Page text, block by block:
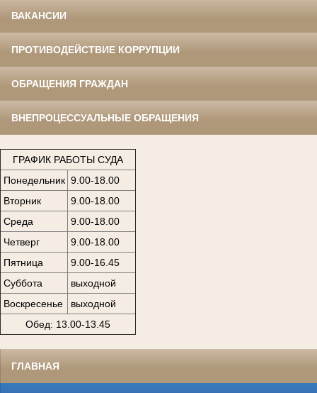
ВАКАНСИИ
ПРОТИВОДЕЙСТВИЕ КОРРУПЦИИ
ОБРАЩЕНИЯ ГРАЖДАН
ВНЕПРОЦЕССУАЛЬНЫЕ ОБРАЩЕНИЯ
ГРАФИК РАБОТЫ СУДА
Понедельник 9.00-18.00
Вторник
9.00-18.00
Среда
9.00-18.00
Четверг
9.00-18.00
Пятница
9.00-16.45
Суббота
выходной
Воскресенье
выходной
Обед: 13.00-13.45
ГЛАВНАЯ